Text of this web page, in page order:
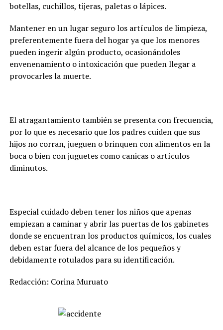
botellas, cuchillos, tijeras, paletas o lápices.
Mantener en un lugar seguro los artículos de limpieza,
preferentemente fuera del hogar ya que los menores
pueden ingerir algún producto, ocasionándoles
envenenamiento o intoxicación que pueden llegar a
provocarles la muerte.
El atragantamiento también se presenta con frecuencia,
por lo que es necesario que los padres cuiden que sus
hijos no corran, jueguen o brinquen con alimentos en la
boca o bien con juguetes como canicas o artículos
diminutos.
Especial cuidado deben tener los niños que apenas
empiezan a caminar y abrir las puertas de los gabinetes
donde se encuentran los productos químicos, los cuales
deben estar fuera del alcance de los pequeños y
debidamente rotulados para su identificación.
Redacción: Corina Muruato